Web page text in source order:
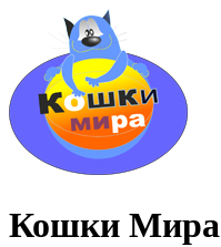
Кошки Мира